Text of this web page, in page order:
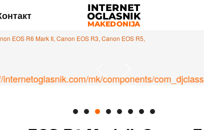
EOS R6 Mark II, Canon EOS R3, Canon EOS R5,